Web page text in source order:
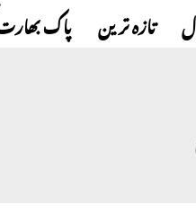
تازہ ترین پاک